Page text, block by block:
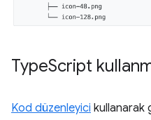
TypeScript
Kod düzenleyici kullanarak